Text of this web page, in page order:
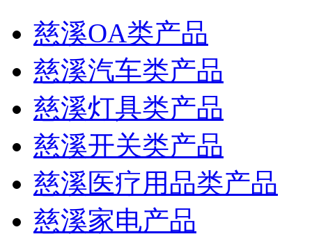
慈溪OA类产品
慈溪汽车类产品
慈溪灯具类产品
慈溪开关类产品
慈溪医疗用品类产品
慈溪家电产品